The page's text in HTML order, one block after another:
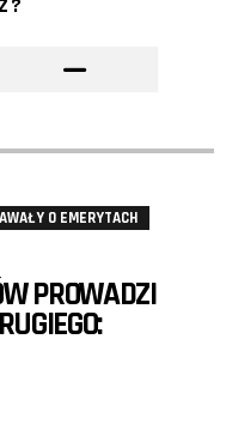
O EMERYTACH
PROWADZI